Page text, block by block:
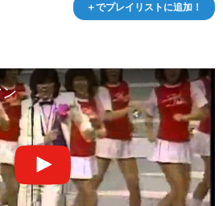
＋でプレイリストに追加！